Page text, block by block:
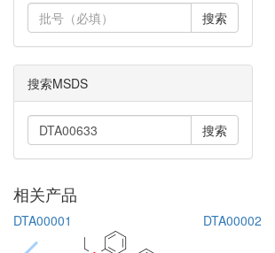
搜索
搜索MSDS
搜索
相关产品
DTA00001 DTA00002